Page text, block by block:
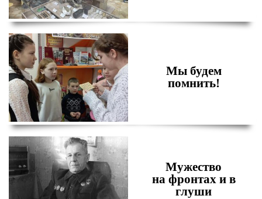
Мы будем
помнить!
Мужество
на фронтах и в
глуши